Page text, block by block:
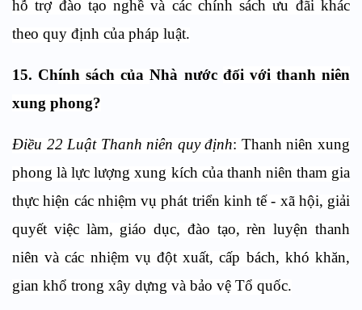
hỗ trợ đào tạo nghề và các chính sách ưu đãi khác
theo quy định của pháp luật.
15. Chính sách củaNhà nước đối với thanh niên
xung phong?
Điều 22 Luật Thanh niên quy định: Thanh niên xung
phong là lực lượng xung kích của thanh niên tham gia
thực hiện các nhiệm vụ phát triển kinh tế - xã hội, giải
quyết việc làm, giáo dục, đào tạo, rèn luyện thanh
niên và các nhiệm vụ đột xuất, cấp bách, khó khăn,
gian khổ trong xây dựng và bảo vệ Tổ quốc.